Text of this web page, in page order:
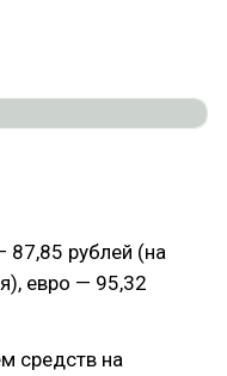
рублей (на
евро — 95,32
средств на